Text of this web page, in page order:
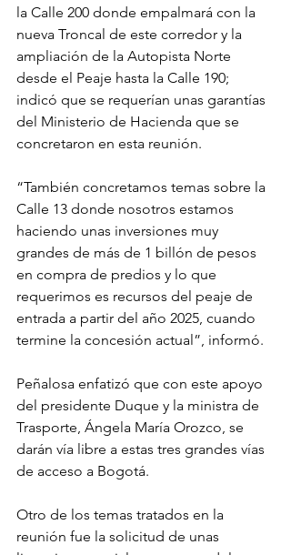
la Calle 200 donde empalmará con la
nueva Troncal de este corredor y la
ampliación de la Autopista Norte
desde el Peaje hasta la Calle 190;
indicó que se requerían unas garantías
del Ministerio de Hacienda que se
concretaron en esta reunión.
“También concretamos temas sobre la
Calle 13 donde nosotros estamos
haciendo unas inversiones muy
grandes de más de 1 billón de pesos
en compra de predios y lo que
requerimos es recursos del peaje de
entrada a partir del año 2025, cuando
termine la concesión actual”, informó.
Peñalosa enfatizó que con este apoyo
del presidente Duque y la ministra de
Trasporte, Ángela María Orozco, se
darán vía libre a estas tres grandes vías
de acceso a Bogotá.
Otro de los temas tratados en la
reunión fue la solicitud de unas